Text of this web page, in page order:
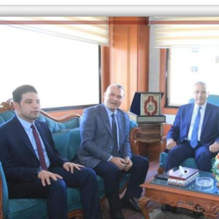
إلهام شرشر تكتب: دي مبقتش كورة..
الكاتبة إلهام شرشر تهنئ الرئيس
السيسي بعيد ميلاده وتُشيد بجهوده
في بناء الدولة